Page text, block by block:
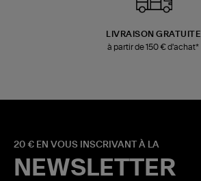
LIVRAISON GRATUITE
à partir de 150 € d'achat*
20 € EN VOUS INSCRIVANT À LA
NEWSLETTER